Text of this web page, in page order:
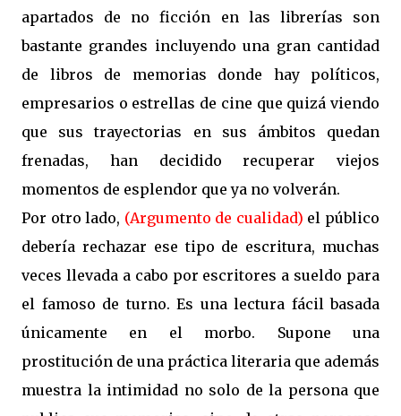
apartados de no ficción en las librerías son
bastante grandes incluyendo una gran cantidad
de libros de memorias donde hay políticos,
empresarios o estrellas de cine que quizá viendo
que sus trayectorias en sus ámbitos quedan
frenadas, han decidido recuperar viejos
momentos de esplendor que ya no volverán.
Por otro lado, (Argumento de cualidad) el público
debería rechazar ese tipo de escritura, muchas
veces llevada a cabo por escritores a sueldo para
el famoso de turno. Es una lectura fácil basada
únicamente en el morbo. Supone una
prostitución de una práctica literaria que además
muestra la intimidad no solo de la persona que